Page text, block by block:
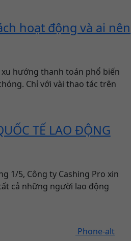
hoạt động và ai nên
hướng thanh toán phổ biến
Chỉ với vài thao tác trên
TẾ LAO ĐỘNG
1/5, Công ty Cashing Pro xin
cả những người lao động
Phone-alt